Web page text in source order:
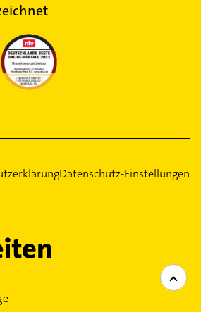
Datenschutz-Einstellungen